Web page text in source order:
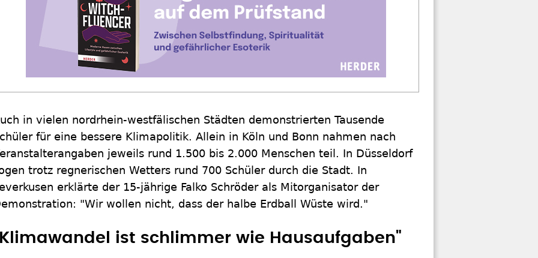
in vielen nordrhein-westfälischen Städten demonstrierten Tausende
für eine bessere Klimapolitik. Allein in Köln und Bonn nahmen nach
jeweils rund 1.500 bis 2.000 Menschen teil. In Düsseldorf
trotz regnerischen Wetters rund 700 Schüler durch die Stadt. In
erklärte der 15-jährige Falko Schröder als Mitorganisator der
"Wir wollen nicht, dass der halbe Erdball Wüste wird."
ist schlimmer wie Hausaufgaben"